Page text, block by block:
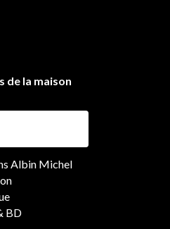
de la maison
Albin Michel
BD